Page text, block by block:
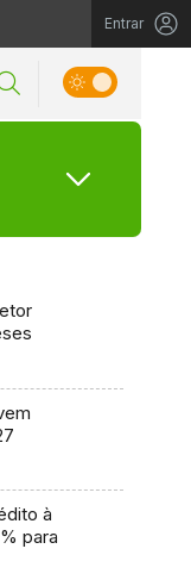
Entrar
à
para